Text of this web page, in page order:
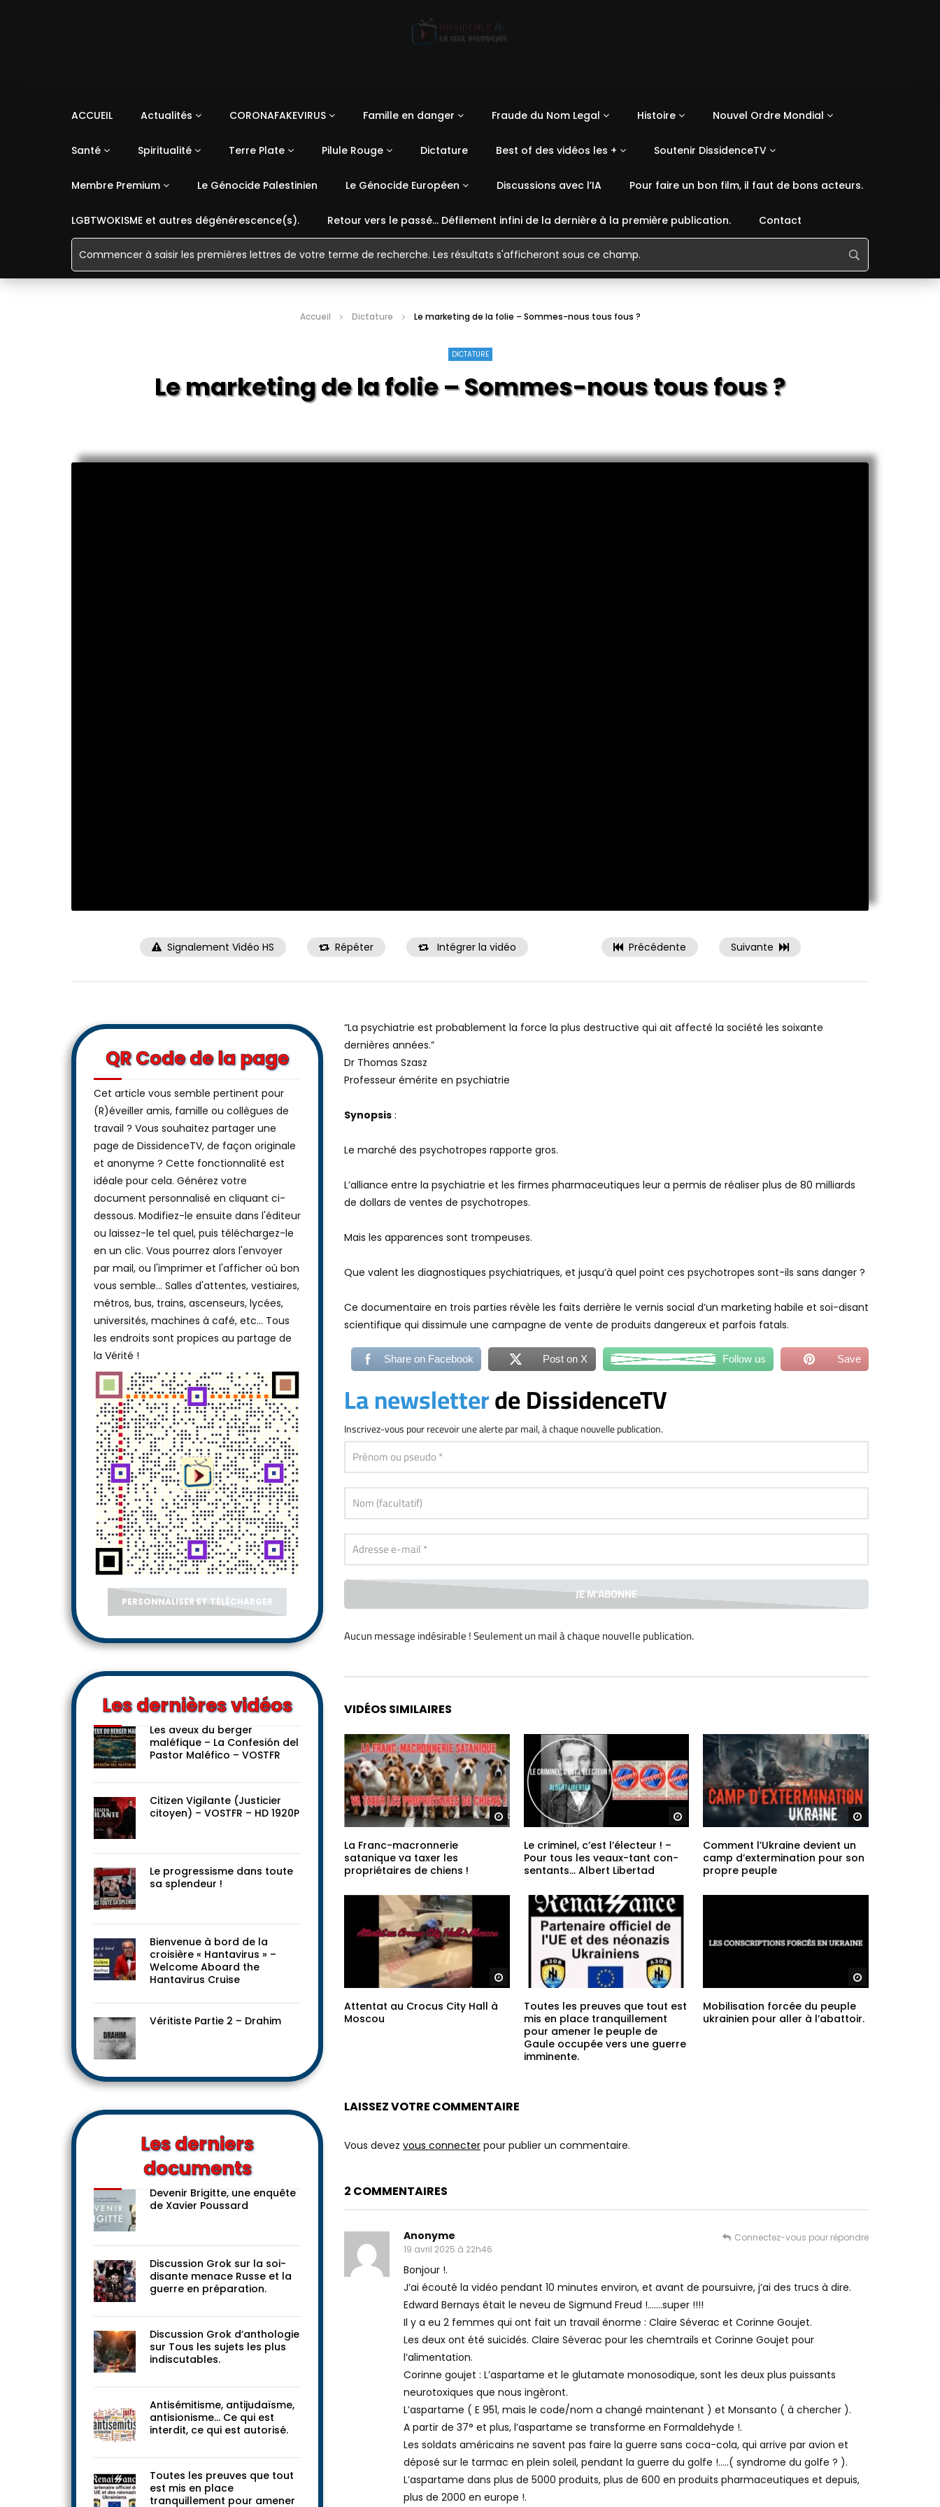
ACCUEIL Actualités CORONAFAKEVIRUS Famille en danger Fraude du Nom Legal Histoire Nouvel Ordre Mondial
Santé Spiritualité Terre Plate Pilule Rouge Dictature Best of des vidéos les + Soutenir DissidenceTV
Membre Premium Le Génocide Palestinien Le Génocide Européen Discussions avec l’IA Pour faire un bon film, il faut de bons acteurs.
LGBTWOKISME et autres dégénérescence(s). Retour vers le passé… Défilement infini de la dernière à la première publication. Contact
Accueil Dictature Le marketing de la folie – Sommes-nous tous fous ?
DICTATURE
Le marketing de la folie – Sommes-nous tous fous ?
Signalement Vidéo HS Répéter Intégrer la vidéo Précédente Suivante
“La psychiatrie est probablement la force la plus destructive qui ait affecté la société les soixante
dernières années.”
Dr Thomas Szasz
Professeur émérite en psychiatrie
Synopsis :
Le marché des psychotropes rapporte gros.
L’alliance entre la psychiatrie et les firmes pharmaceutiques leur a permis de réaliser plus de 80 milliards
de dollars de ventes de psychotropes.
Mais les apparences sont trompeuses.
Que valent les diagnostiques psychiatriques, et jusqu’à quel point ces psychotropes sont-ils sans danger ?
Ce documentaire en trois parties révèle les faits derrière le vernis social d’un marketing habile et soi-disant
scientifique qui dissimule une campagne de vente de produits dangereux et parfois fatals.
Share on Facebook Post on X Follow us Save
La newsletterde DissidenceTV
Inscrivez-vouspour recevoir une alerte par mail, à chaque nouvelle publication.
Aucun message indésirable ! Seulement un mail à chaquenouvelle publication.
VIDÉOS SIMILAIRES
Regarder plus tard
La Franc-macronnerie
satanique va taxer les
propriétaires de chiens !
Regarder plus tard
Le criminel, c’est l’électeur ! –
Pour tous les veaux-tant con-
sentants… Albert Libertad
Comment l’Ukraine devient un
camp d’extermination pour son
propre peuple
Regarder plus tard
Attentat au Crocus City Hall à
Moscou
Toutes les preuves que tout est
mis en place tranquillement
pour amener le peuple de
Gaule occupée vers une guerre
imminente.
Mobilisation forcée du peuple
ukrainien pour aller à l’abattoir.
LAISSEZ VOTRE COMMENTAIRE
Vous devez vous connecter pour publier un commentaire.
2 COMMENTAIRES
Anonyme
19 avril 2025 à 22h46
Bonjour !.
J’ai écouté la vidéo pendant 10 minutes environ, et avant de poursuivre, j’ai des trucs à dire.
Edward Bernays était le neveu de Sigmund Freud !…….super !!!!
Il y a eu 2 femmes qui ont fait un travail énorme : Claire Séverac et Corinne Goujet.
Les deux ont été suicidés. Claire Séverac pour les chemtrails et Corinne Goujet pour
l’alimentation.
Corinne goujet : L’aspartame et le glutamate monosodique, sont les deux plus puissants
neurotoxiques que nous ingèront.
L’aspartame ( E 951, mais le code/nom a changé maintenant ) et Monsanto ( à chercher ).
A partir de 37° et plus, l’aspartame se transforme en Formaldehyde !.
Les soldats américains ne savent pas faire la guerre sans coca-cola, qui arrive par avion et
déposé sur le tarmac en plein soleil, pendant la guerre du golfe !…..( syndrome du golfe ? ).
L’aspartame dans plus de 5000 produits, plus de 600 en produits pharmaceutiques et depuis,
plus de 2000 en europe !.
Connectez-vous pour répondre
QR Code de la page
Cet article vous semble pertinent pour
(R)éveiller amis, famille ou collègues de
travail ? Vous souhaitez partager une
page de DissidenceTV, de façon originale
et anonyme ? Cette fonctionnalité est
idéale pour cela. Générez votre
document personnalisé en cliquant ci-
dessous. Modifiez-le ensuite dans l'éditeur
ou laissez-le tel quel, puis téléchargez-le
en un clic. Vous pourrez alors l'envoyer
par mail, ou l'imprimer et l'afficher où bon
vous semble… Salles d'attentes, vestiaires,
métros, bus, trains, ascenseurs, lycées,
universités, machines à café, etc... Tous
les endroits sont propices au partage de
la Vérité !
PERSONNALISER ET TÉLÉCHARGER
Les dernières vidéos
Les aveux du berger
maléfique – La Confesión del
Pastor Maléfico – VOSTFR
Citizen Vigilante (Justicier
citoyen) – VOSTFR – HD 1920P
Le progressisme dans toute
sa splendeur !
Bienvenue à bord de la
croisière « Hantavirus » –
Welcome Aboard the
Hantavirus Cruise
Véritiste Partie 2 – Drahim
Les derniers
documents
Devenir Brigitte, une enquête
de Xavier Poussard
Discussion Grok sur la soi-
disante menace Russe et la
guerre en préparation.
Discussion Grok d’anthologie
sur Tous les sujets les plus
indiscutables.
Antisémitisme, antijudaïsme,
antisionisme… Ce qui est
interdit, ce qui est autorisé.
Toutes les preuves que tout
est mis en place
tranquillement pour amener